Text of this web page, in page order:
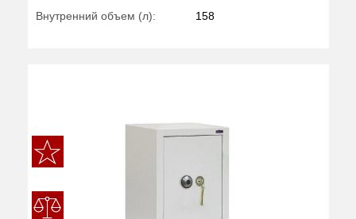
Внутренний объем (л): 158